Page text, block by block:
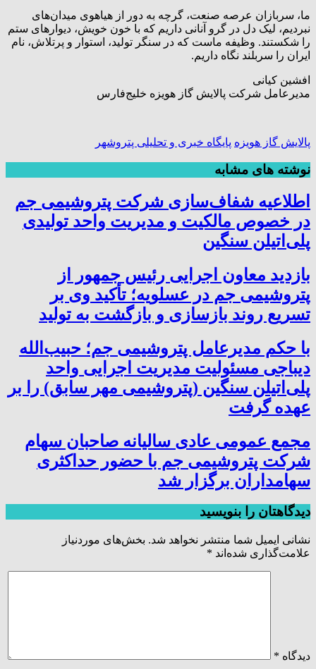
ما، سربازان عرصه صنعت، گرچه به دور از هیاهوی میدان‌های
نبردیم، لیک دل در گرو آنانی داریم که با خون خویش، دیوارهای ستم
را شکستند. وظیفه‌ ماست که در سنگر تولید، استوار و پرتلاش، نام
ایران را سربلند نگاه داریم.
افشین کیانی
مدیرعامل شرکت پالایش گاز هویزه خلیج‌فارس
پالایش گاز هویزه پایگاه خبری و تحلیلی پتروشهر
نوشته های مشابه
اطلاعیه شفاف‌سازی شرکت پتروشیمی جم
در خصوص مالکیت و مدیریت واحد تولیدی
پلی‌اتیلن سنگین
بازدید معاون اجرایی رئیس جمهور از
پتروشیمی جم در عسلویه؛ تأکید وی بر
تسریع روند بازسازی و بازگشت به تولید
با حکم مدیرعامل پتروشیمی جم؛ حبیب‌الله
دیباجی مسئولیت مدیریت اجرایی واحد
پلی‌اتیلن سنگین (پتروشیمی مهر سابق) را بر
عهده گرفت
مجمع عمومی عادی سالیانه صاحبان سهام
شرکت پتروشیمی جم با حضور حداکثری
سهامداران برگزار شد
دیدگاهتان را بنویسید
نشانی ایمیل شما منتشر نخواهد شد. بخش‌های موردنیاز
علامت‌گذاری شده‌اند *
دیدگاه *